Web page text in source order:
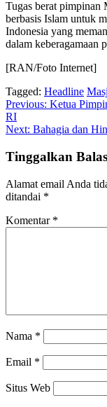
Tugas berat pimpinan
berbasis Islam untuk
Indonesia yang
dalam keberagamaan
[RAN/Foto Internet]
Tagged: Headline
Navigasi
pos
Previous: Ketua
RI
Next: Bahagia dan
Tinggalkan
Alamat email Anda
ditandai *
Komentar *
Nama *
Email *
Situs Web